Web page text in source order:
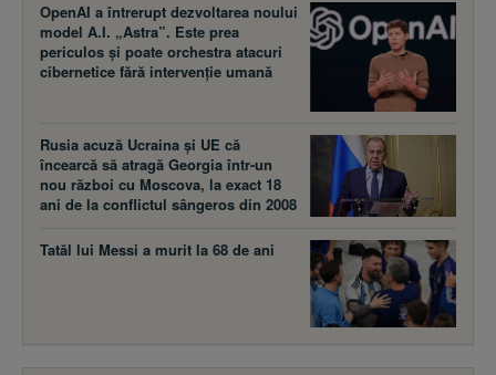
OpenAI a întrerupt dezvoltarea noului
model A.I. „Astra”. Este prea
periculos și poate orchestra atacuri
cibernetice fără intervenție umană
Rusia acuză Ucraina şi UE că
încearcă să atragă Georgia într-un
nou război cu Moscova, la exact 18
ani de la conflictul sângeros din 2008
Tatăl lui Messi a murit la 68 de ani